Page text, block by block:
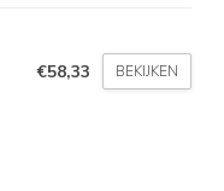
€58,33 BEKIJKEN